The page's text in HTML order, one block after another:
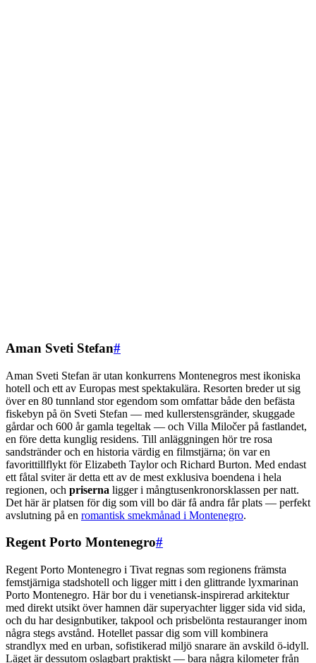
Aman Sveti Stefan#
Aman Sveti Stefan är utan konkurrens Montenegros mest ikoniska
hotell och ett av Europas mest spektakulära. Resorten breder ut sig
över en 80 tunnland stor egendom som omfattar både den befästa
fiskebyn på ön Sveti Stefan — med kullerstensgränder, skuggade
gårdar och 600 år gamla tegeltak — och Villa Miločer på fastlandet,
en före detta kunglig residens. Till anläggningen hör tre rosa
sandstränder och en historia värdig en filmstjärna; ön var en
favorittillflykt för Elizabeth Taylor och Richard Burton. Med endast
ett fåtal sviter är detta ett av de mest exklusiva boendena i hela
regionen, och priserna ligger i mångtusenkronorsklassen per natt.
Det här är platsen för dig som vill bo där få andra får plats — perfekt
avslutning på en romantisk smekmånad i Montenegro.
Regent Porto Montenegro#
Regent Porto Montenegro i Tivat regnas som regionens främsta
femstjärniga stadshotell och ligger mitt i den glittrande lyxmarinan
Porto Montenegro. Här bor du i venetiansk-inspirerad arkitektur
med direkt utsikt över hamnen där superyachter ligger sida vid sida,
och du har designbutiker, takpool och prisbelönta restauranger inom
några stegs avstånd. Hotellet passar dig som vill kombinera
strandlyx med en urban, sofistikerad miljö snarare än avskild ö-idyll.
Läget är dessutom oslagbart praktiskt — bara några kilometer från